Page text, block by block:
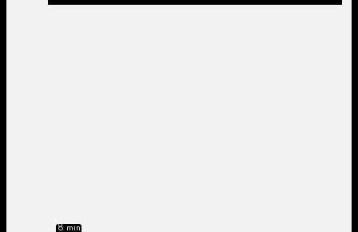
8 min